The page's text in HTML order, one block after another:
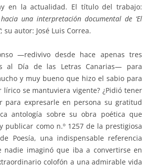
en la actualidad. El título del trabajo:
una interpretación documental de ‘El
; su autor: José Luis Correa.
—redivivo desde hace apenas tres
al Día de las Letras Canarias— para
y muy bueno que hizo el sabio para
lírico se mantuviera vigente? ¿Pidió tener
para expresarle en persona su gratitud
antología sobre su obra poética que
publicar como n.º 1257 de la prestigiosa
Poesía, una indispensable referencia
nadie imaginó que iba a convertirse en
colofón a una admirable vida